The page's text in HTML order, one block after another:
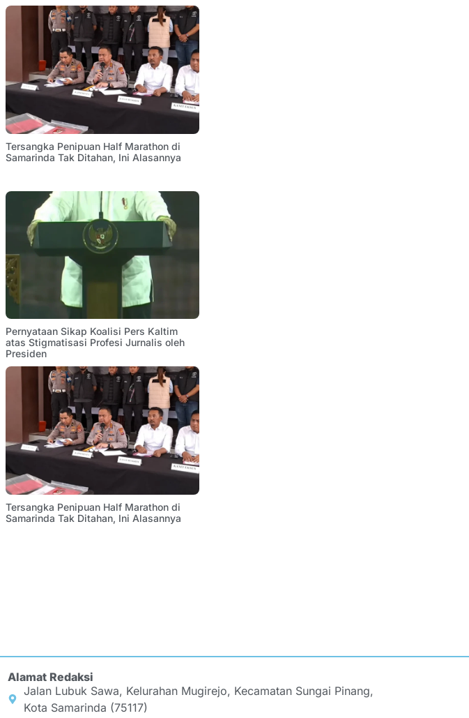
Tersangka Penipuan Half Marathon di
Samarinda Tak Ditahan, Ini Alasannya
Pernyataan Sikap Koalisi Pers Kaltim
atas Stigmatisasi Profesi Jurnalis oleh
Presiden
Tersangka Penipuan Half Marathon di
Samarinda Tak Ditahan, Ini Alasannya
Alamat Redaksi
Jalan Lubuk Sawa, Kelurahan Mugirejo, Kecamatan Sungai Pinang,
Kota Samarinda (75117)